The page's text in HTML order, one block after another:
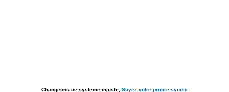
Changeons ce systeme injuste, Soyez votre propre syndic